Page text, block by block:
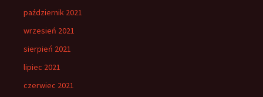
październik 2021
wrzesień 2021
sierpień 2021
lipiec 2021
czerwiec 2021